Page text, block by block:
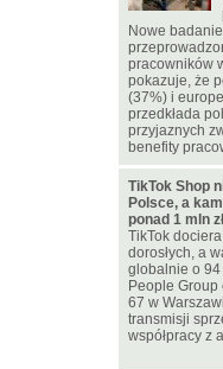
Nowe
pracowników
pokazuje, że
(37%) i
przedkłada
przyjaznych
benefity
TikTok Shop
Polsce, a
ponad 1 mln
TikTok
dorosłych, a
globalnie o 94
People
67 w
transmisji
współpracy z